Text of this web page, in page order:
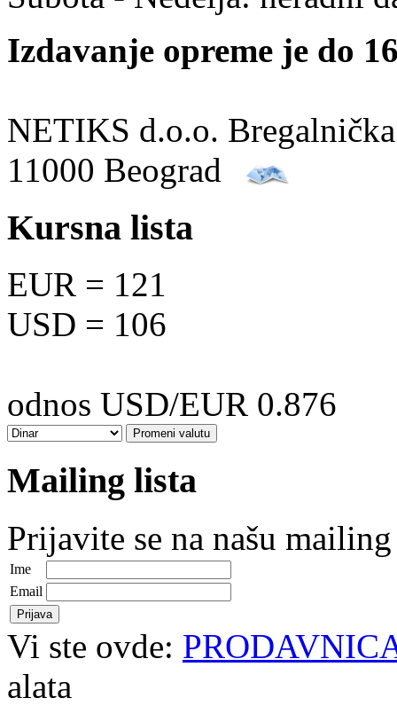
Izdavanje opreme je do
NETIKS d.o.o.
11000 Beograd
Kursna lista
EUR = 121
USD = 106
odnos USD/EUR 0.876
Mailing lista
Prijavite se na našu
Ime
Email
Vi ste ovde:
alata